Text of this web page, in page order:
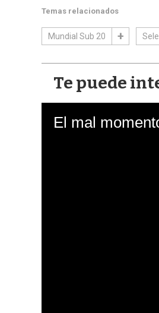
Temas relacionados
Mundial Sub 20
Te puede